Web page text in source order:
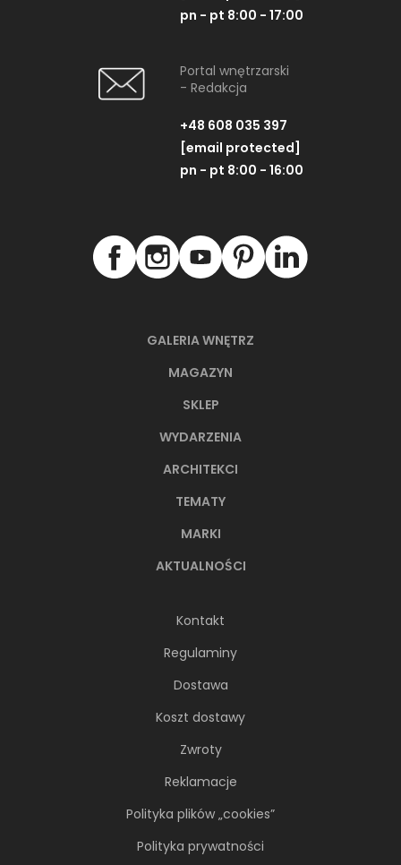
GALERIA WNĘTRZ
MAGAZYN
SKLEP
WYDARZENIA
ARCHITEKCI
TEMATY
MARKI
AKTUALNOŚCI
Kontakt
Regulaminy
Dostawa
Koszt dostawy
Zwroty
Reklamacje
Polityka plików „cookies”
Polityka prywatności
pn - pt 8:00 - 17:00
Portal wnętrzarski
- Redakcja
+48 608 035 397
[email protected]
pn - pt 8:00 - 16:00